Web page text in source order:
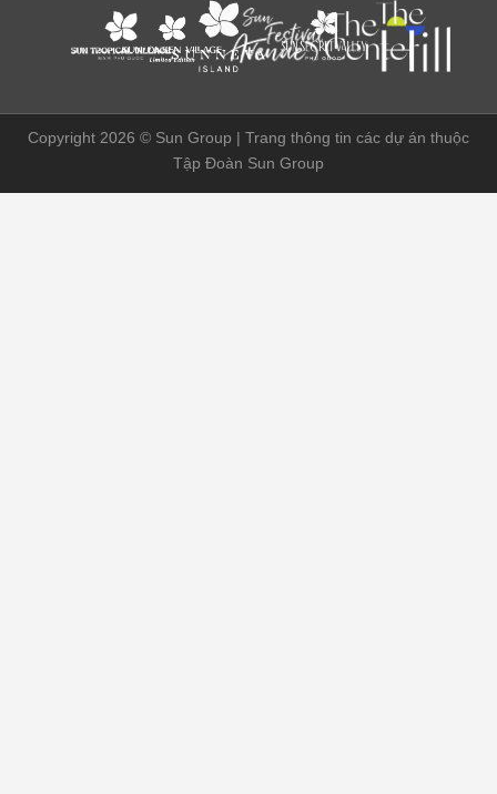
Copyright 2026 © Sun Group | Trang thông tin các dự án thuộc
Tập Đoàn Sun Group